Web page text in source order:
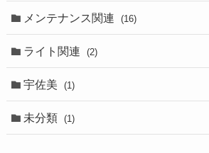
メンテナンス関連 (16)
ライト関連 (2)
宇佐美 (1)
未分類 (1)